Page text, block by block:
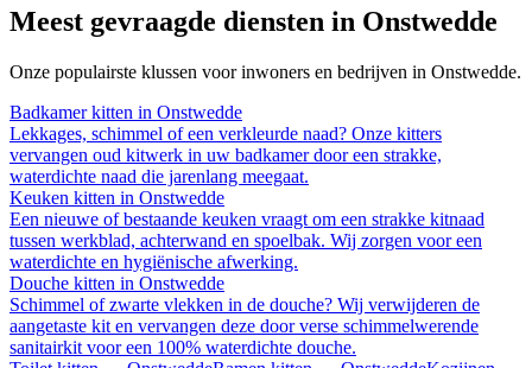
Meest gevraagde diensten in Onstwedde
Onze populairste klussen voor inwoners en bedrijven in Onstwedde.
Badkamer kitten in Onstwedde
Lekkages, schimmel of een verkleurde naad? Onze kitters
vervangen oud kitwerk in uw badkamer door een strakke,
waterdichte naad die jarenlang meegaat.
Keuken kitten in Onstwedde
Een nieuwe of bestaande keuken vraagt om een strakke kitnaad
tussen werkblad, achterwand en spoelbak. Wij zorgen voor een
waterdichte en hygiënische afwerking.
Douche kitten in Onstwedde
Schimmel of zwarte vlekken in de douche? Wij verwijderen de
aangetaste kit en vervangen deze door verse schimmelwerende
sanitairkit voor een 100% waterdichte douche.